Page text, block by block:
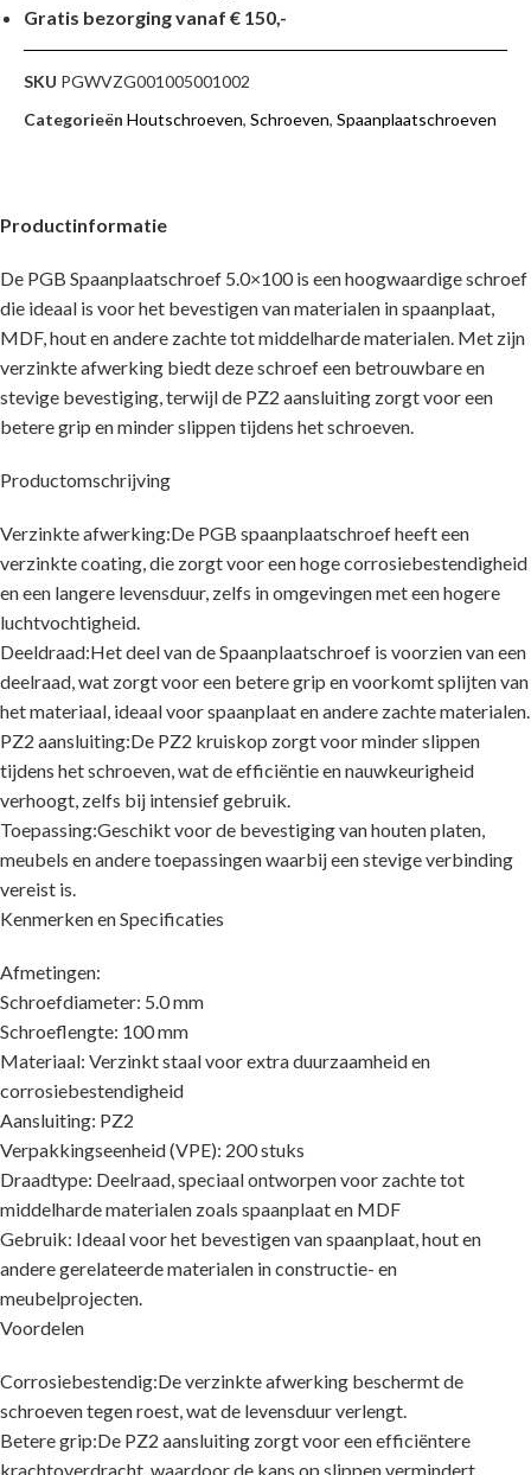
Gratis bezorging vanaf € 150,-
SKU PGWVZG001005001002
Categorieën Houtschroeven, Schroeven, Spaanplaatschroeven
Productinformatie
De PGB Spaanplaatschroef 5.0×100 is een hoogwaardige schroef
die ideaal is voor het bevestigen van materialen in spaanplaat,
MDF, hout en andere zachte tot middelharde materialen. Met zijn
verzinkte afwerking biedt deze schroef een betrouwbare en
stevige bevestiging, terwijl de PZ2 aansluiting zorgt voor een
betere grip en minder slippen tijdens het schroeven.
Productomschrijving
Verzinkte afwerking:De PGB spaanplaatschroef heeft een
verzinkte coating, die zorgt voor een hoge corrosiebestendigheid
en een langere levensduur, zelfs in omgevingen met een hogere
luchtvochtigheid.
Deeldraad:Het deel van de Spaanplaatschroef is voorzien van een
deelraad, wat zorgt voor een betere grip en voorkomt splijten van
het materiaal, ideaal voor spaanplaat en andere zachte materialen.
PZ2 aansluiting:De PZ2 kruiskop zorgt voor minder slippen
tijdens het schroeven, wat de efficiëntie en nauwkeurigheid
verhoogt, zelfs bij intensief gebruik.
Toepassing:Geschikt voor de bevestiging van houten platen,
meubels en andere toepassingen waarbij een stevige verbinding
vereist is.
Kenmerken en Specificaties
Afmetingen:
Schroefdiameter: 5.0 mm
Schroeflengte: 100 mm
Materiaal: Verzinkt staal voor extra duurzaamheid en
corrosiebestendigheid
Aansluiting: PZ2
Verpakkingseenheid (VPE): 200 stuks
Draadtype: Deelraad, speciaal ontworpen voor zachte tot
middelharde materialen zoals spaanplaat en MDF
Gebruik: Ideaal voor het bevestigen van spaanplaat, hout en
andere gerelateerde materialen in constructie- en
meubelprojecten.
Voordelen
Corrosiebestendig:De verzinkte afwerking beschermt de
schroeven tegen roest, wat de levensduur verlengt.
Betere grip:De PZ2 aansluiting zorgt voor een efficiëntere
krachtoverdracht, waardoor de kans op slippen vermindert.